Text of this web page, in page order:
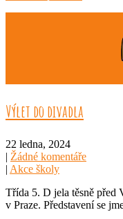
Výlet do divadla
22 ledna, 2024
| Žádné komentáře
| Akce školy
Třída 5. D jela těsně před
v Praze. Představení se